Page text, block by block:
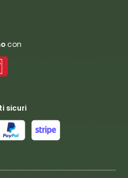
con
sicuri